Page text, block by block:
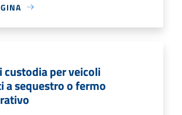
custodia per veicoli
a sequestro o fermo